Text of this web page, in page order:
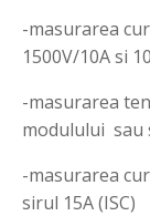
-masurarea
1500V/10A si
-masurarea
modulului sau
-masurarea
sirul 15A (ISC)